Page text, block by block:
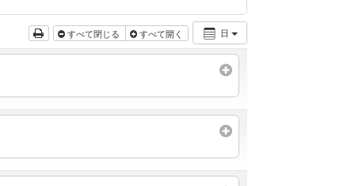
日
すべて閉じる すべて開く